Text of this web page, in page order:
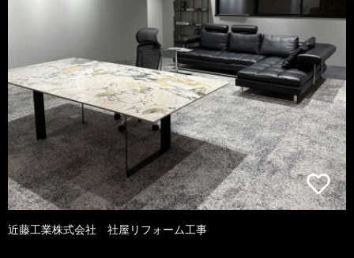
近藤工業株式会社 社屋リフォーム工事